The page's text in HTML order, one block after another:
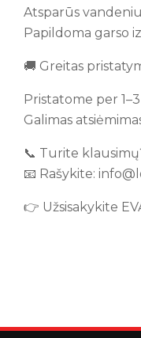
Atsparūs
Papildoma garso
🚚 Greitas
Pristatome per
Galimas
📞 Turite
📧 Rašykite:
👉 Užsisakykite